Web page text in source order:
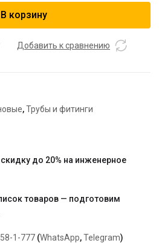
В корзину
Добавить к сравнению
,Трубы и фитинги
до 20% на инженерное
товаров — подготовим
1-777 (WhatsApp,Telegram)